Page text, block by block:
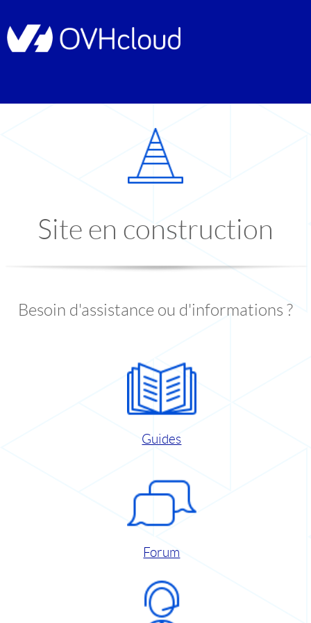
Site en construction
Besoin d'assistance ou d'informations ?
Guides
Forum